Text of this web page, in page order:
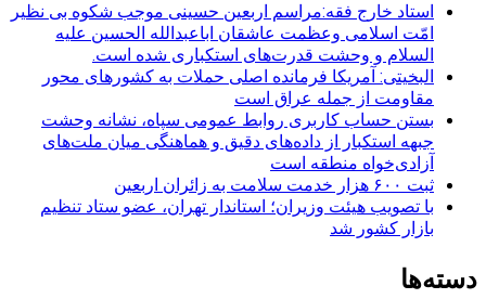
استاد خارج فقه:مراسم اربعین حسینی موجب شکوه بی نظیر
امّت اسلامی وعظمت عاشقان اباعبدالله الحسین علیه
السلام و وحشت قدرت‌های استکباری شده است.
البخیتی: آمریکا فرمانده اصلی حملات به کشورهای محور
مقاومت از جمله عراق است
بستن حساب کاربری روابط عمومی سپاه، نشانه‌ وحشت
جبهه استکبار از داده‌های دقیق و هماهنگی میان ملت‌های
آزادی‌خواه منطقه است
ثبت ۶۰۰ هزار خدمت سلامت به زائران اربعین
با تصویب هیئت وزیران؛ استاندار تهران، عضو ستاد تنظیم
بازار کشور شد
دسته‌ها